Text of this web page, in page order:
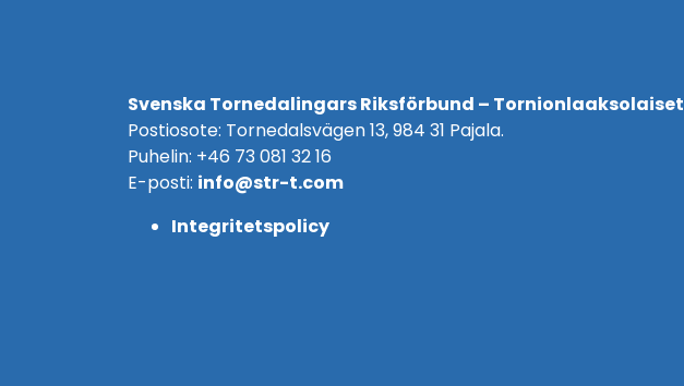
Svenska Tornedalingars Riksförbund – Tornionlaaksolaiset
Postiosote: Tornedalsvägen 13, 984 31 Pajala.
Puhelin: +46 73 081 32 16
E-posti: info@str-t.com
Integritetspolicy